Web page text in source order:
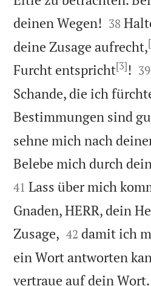
deinen Wegen! 

38
deine Zusage aufrecht,
Furcht entspricht[3]! 

39
Schande, die ich
Bestimmungen sind
sehne mich nach
Belebe mich durch
41 Lass über mich
Gnaden, HERR, dein
Zusage, 

42 damit ich
ein Wort antworten
vertraue auf dein Wort.